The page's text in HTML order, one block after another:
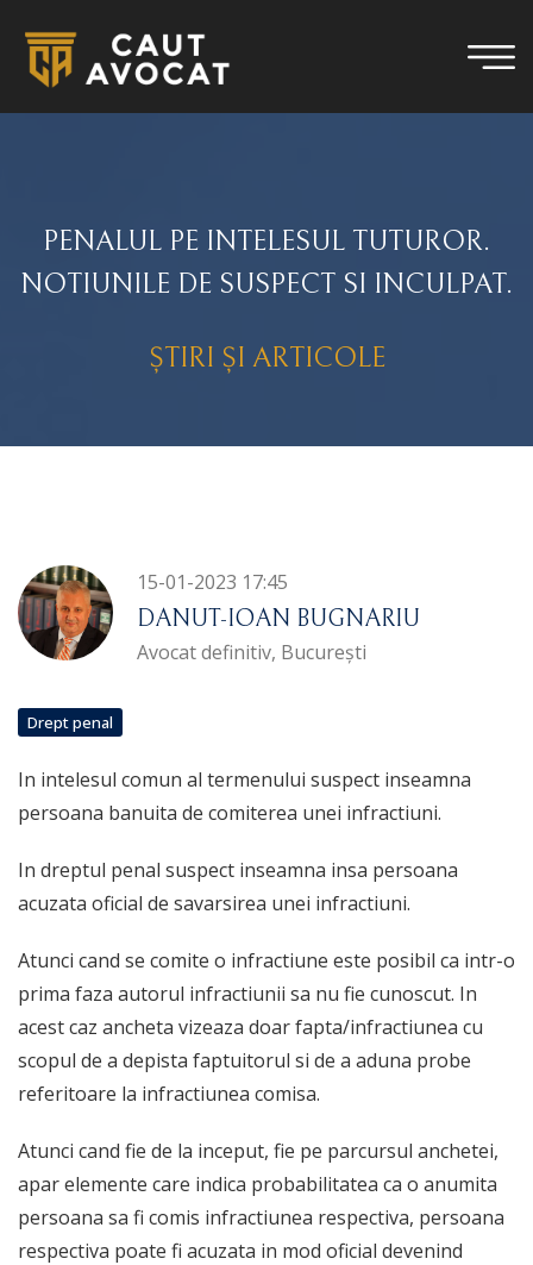
PENALUL PE INTELESUL TUTUROR.
NOTIUNILE DE SUSPECT SI INCULPAT.
ȘTIRI ȘI ARTICOLE
15-01-2023 17:45
DANUT-IOAN BUGNARIU
Avocat definitiv, București
Drept penal
In intelesul comun al termenului suspect inseamna
persoana banuita de comiterea unei infractiuni.
In dreptul penal suspect inseamna insa persoana
acuzata oficial de savarsirea unei infractiuni.
Atunci cand se comite o infractiune este posibil ca intr-o
prima faza autorul infractiunii sa nu fie cunoscut. In
acest caz ancheta vizeaza doar fapta/infractiunea cu
scopul de a depista faptuitorul si de a aduna probe
referitoare la infractiunea comisa.
Atunci cand fie de la inceput, fie pe parcursul anchetei,
apar elemente care indica probabilitatea ca o anumita
persoana sa fi comis infractiunea respectiva, persoana
respectiva poate fi acuzata in mod oficial devenind